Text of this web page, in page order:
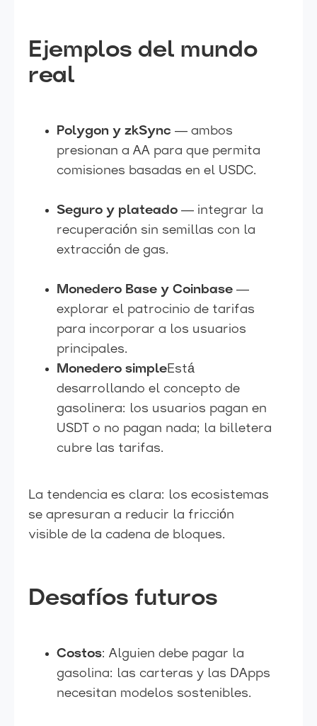
Ejemplos del mundo
real
Polygon y zkSync — ambos
presionan a AA para que permita
comisiones basadas en el USDC.
Seguro y plateado — integrar la
recuperación sin semillas con la
extracción de gas.
Monedero Base y Coinbase —
explorar el patrocinio de tarifas
para incorporar a los usuarios
principales.
Monedero simpleEstá
desarrollando el concepto de
gasolinera: los usuarios pagan en
USDT o no pagan nada; la billetera
cubre las tarifas.
La tendencia es clara: los ecosistemas
se apresuran a reducir la fricción
visible de la cadena de bloques.
Desafíos futuros
Costos: Alguien debe pagar la
gasolina: las carteras y las DApps
necesitan modelos sostenibles.